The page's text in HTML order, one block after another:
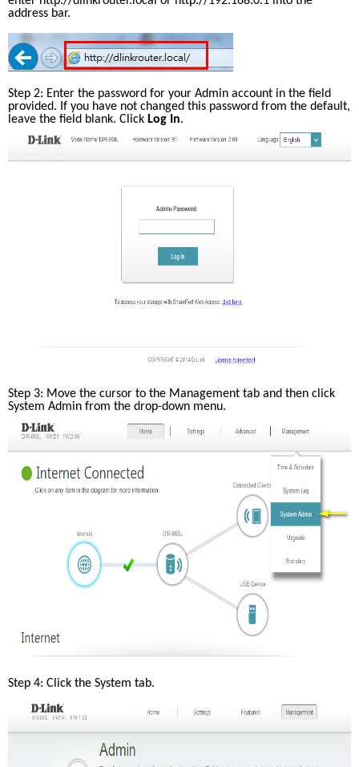
address bar.
Step 2: Enter the password for your Admin account in the field
provided. If you have not changed this password from the default,
leave the field blank. Click Log In.
Step 3: Move the cursor to the Management tab and then click
System Admin from the drop-down menu.
Step 4: Click the System tab.